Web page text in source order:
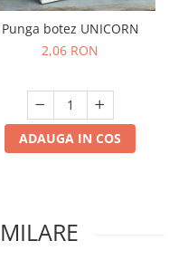
Punga botez UNICORN
2,06 RON
ADAUGA IN COS